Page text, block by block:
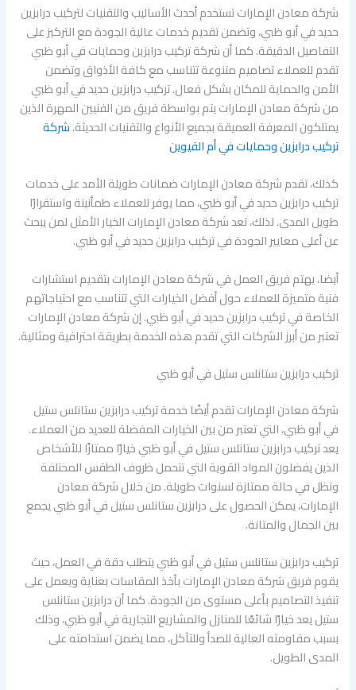
شركة معادن الإمارات تستخدم أحدث الأساليب والتقنيات لتركيب درابزين
حديد في أبو ظبي، وتضمن تقديم خدمات عالية الجودة مع التركيز على
التفاصيل الدقيقة. كما أن شركة تركيب درابزين وحمايات في أبو ظبي
تقدم للعملاء تصاميم متنوعة تتناسب مع كافة الأذواق وتضمن
الأمن والحماية للمكان بشكل فعال. تركيب درابزين حديد في أبو ظبي
من شركة معادن الإمارات يتم بواسطة فريق من الفنيين المهرة الذين
يمتلكون المعرفة العميقة بجميع الأنواع والتقنيات الحديثة.شركة
تركيب درابزين وحمايات في أم القيوين
كذلك، تقدم شركة معادن الإمارات ضمانات طويلة الأمد على خدمات
تركيب درابزين حديد في أبو ظبي، مما يوفر للعملاء طمأنينة واستقرارًا
طويل المدى. لذلك، تعد شركة معادن الإمارات الخيار الأمثل لمن يبحث
عن أعلى معايير الجودة في تركيب درابزين حديد في أبو ظبي.
أيضا، يهتم فريق العمل في شركة معادن الإمارات بتقديم استشارات
فنية متميزة للعملاء حول أفضل الخيارات التي تتناسب مع احتياجاتهم
الخاصة في تركيب درابزين حديد في أبو ظبي. إن شركة معادن الإمارات
تعتبر من أبرز الشركات التي تقدم هذه الخدمة بطريقة احترافية ومثالية.
تركيب درابزين ستانلس ستيل في أبو ظبي
شركة معادن الإمارات تقدم أيضًا خدمة تركيب درابزين ستانلس ستيل
في أبو ظبي، التي تعتبر من بين الخيارات المفضلة للعديد من العملاء.
يعد تركيب درابزين ستانلس ستيل في أبو ظبي خيارًا ممتازًا للأشخاص
الذين يفضلون المواد القوية التي تتحمل ظروف الطقس المختلفة
وتظل في حالة ممتازة لسنوات طويلة. من خلال شركة معادن
الإمارات، يمكن الحصول على درابزين ستانلس ستيل في أبو ظبي يجمع
بين الجمال والمتانة.
تركيب درابزين ستانلس ستيل في أبو ظبي يتطلب دقة في العمل، حيث
يقوم فريق شركة معادن الإمارات بأخذ المقاسات بعناية ويعمل على
تنفيذ التصاميم بأعلى مستوى من الجودة. كما أن درابزين ستانلس
ستيل يعد خيارًا شائعًا للمنازل والمشاريع التجارية في أبو ظبي، وذلك
بسبب مقاومته العالية للصدأ وللتآكل، مما يضمن استدامته على
المدى الطويل.